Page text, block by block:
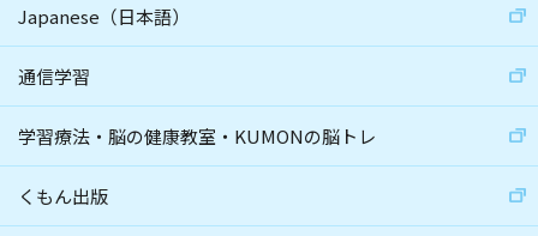
Japanese（日本語）
通信学習
学習療法・脳の健康教室・KUMONの脳トレ
くもん出版